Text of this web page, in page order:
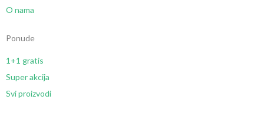
O nama
Ponude
1+1 gratis
Super akcija
Svi proizvodi